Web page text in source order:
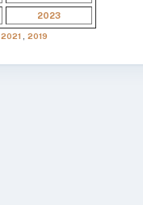
2023
2021 2019